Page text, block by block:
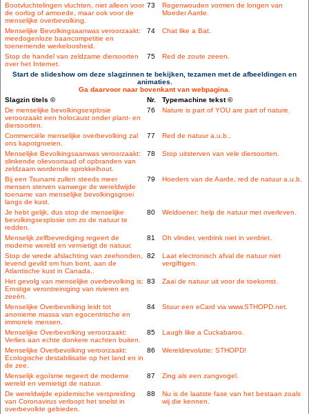
Bootvluchtelingen vluchten, niet alleen voor
de oorlog of armoede, maar ook voor de
menselijke overbevolking.
73
Regenwouden vormen de longen van
Moeder Aarde.
Menselijke Bevolkingsaanwas veroorzaakt:
meedogenloze baancompetitie en
toenemende werkeloosheid.
74 Chat like a Bat.
Stop de handel van zeldzame diersoorten
over het Internet.
75 Red de zoute zeeen.
Start de slideshow om deze slagzinnen te bekijken, tezamen met de afbeeldingen en
animaties.
Ga daarvoor naar bovenkant van webpagina.
Slagzin titels ©
Nr.
Typemachine tekst ©
De menselijke bevolkingsexplosie
veroorzaakt een holocaust onder plant- en
diersoorten.
76 Nature is part of YOU are part of nature.
Commerciële menselijke overbevolking zal
ons kapotgroeien.
77 Red de natuur a.u.b..
Menselijke Bevolkingsaanwas veroorzaakt:
slinkende olievoorraad of opbranden van
zeldzaam wordende sprokkelhout.
78 Stop uitsterven van vele diersoorten.
Bij een Tsunami zullen steeds meer
mensen sterven vanwege de wereldwijde
toename van menselijke bevolkingsgroei
langs de kust.
79 Hoeders van de Aarde, red de natuur a.u.b.
Je hebt gelijk, dus stop de menselijke
bevolkingsexplosie om zo de natuur te
redden.
80 Weldoener: help de natuur met overleven.
Menselijk zelfbevrediging regeert de
moderne wereld en vernietigt de natuur.
81 Oh vlinder, verdrink niet in verdriet.
Stop de wrede afslachting van zeehonden,
levend gevild om hun bont, aan de
Atlantische kust in Canada..
82
Laat electronisch afval de natuur niet
vergiftigen.
Het gevolg van menselijke overbevolking is:
Ernstige verontreiniging van rivieren en
zeeën.
83 Zaai de natuur uit voor de toekomst.
Menselijke Overbevolking leidt tot
anonieme massa van egocentrische en
immorele mensen.
84 Stuur een eCard via www.STHOPD.net.
Menselijke Overbevolking veroorzaakt:
Verlies aan echte donkere nachten buiten.
85 Laugh like a Cuckabaroo.
Menselijke Overbevolking veroorzaakt:
Ecologische destabilisatie op het land en in
de zee.
86 Wereldrevolutie: STHOPD!
Menselijk egoïsme regeert de moderne
wereld en vernietigt de natuur.
87 Zing als een zangvogel.
De wereldwijde epidemische verspreiding
van Coronavirus verloopt het snelst in
overbevolkte gebieden.
88
Nu is de laatste fase van het bestaan zoals
wij die kennen.